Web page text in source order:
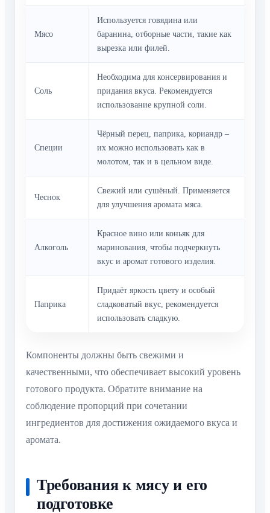
Мясо
Используется говядина или
баранина, отборные части, такие как
вырезка или филей.
Соль
Необходима для консервирования и
придания вкуса. Рекомендуется
использование крупной соли.
Специи
Чёрный перец, паприка, кориандр –
их можно использовать как в
молотом, так и в цельном виде.
Чеснок
Свежий или сушёный. Применяется
для улучшения аромата мяса.
Алкоголь
Красное вино или коньяк для
маринования, чтобы подчеркнуть
вкус и аромат готового изделия.
Паприка
Придаёт яркость цвету и особый
сладковатый вкус, рекомендуется
использовать сладкую.
Компоненты должны быть свежими и
качественными, что обеспечивает высокий уровень
готового продукта. Обратите внимание на
соблюдение пропорций при сочетании
ингредиентов для достижения ожидаемого вкуса и
аромата.
Требования к мясу и его
подготовке